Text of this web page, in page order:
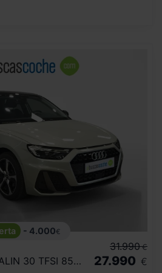
- 4.000€
SPORTBACK ADRENALIN 30 TFSI 85KW S TRON
31.990 €
27.990 €